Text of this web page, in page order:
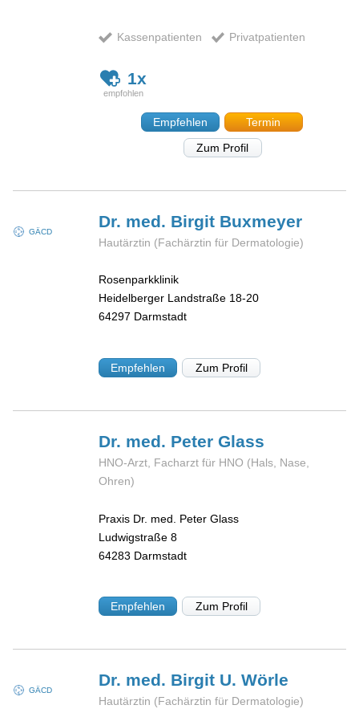
Kassenpatienten Privatpatienten
1x
Empfehlen
Termin
Zum Profil
GÄCD
Dr. med. Birgit Buxmeyer
Hautärztin (Fachärztin für Dermatologie)
Rosenparkklinik
Heidelberger Landstraße 18-20
64297 Darmstadt
Empfehlen Zum Profil
Dr. med. PeterGlass
HNO-Arzt, Facharzt für HNO (Hals, Nase,
Ohren)
Praxis Dr. med. Peter Glass
Ludwigstraße 8
64283 Darmstadt
Empfehlen Zum Profil
GÄCD
Dr. med. Birgit U.Wörle
Hautärztin (Fachärztin für Dermatologie)